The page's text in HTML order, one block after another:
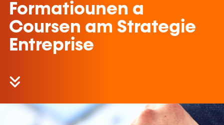
Formatiounen a
Coursen am Strategie
Entreprise